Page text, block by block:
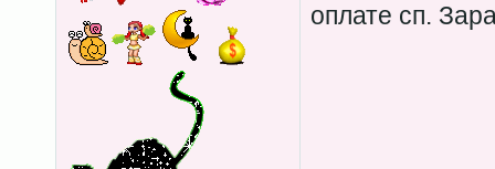
оплате сп.